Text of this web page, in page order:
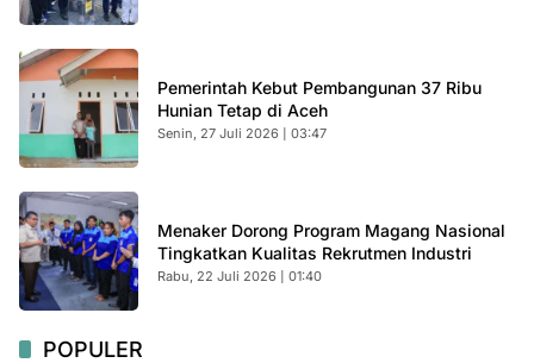
Pemerintah Kebut Pembangunan 37 Ribu
Hunian Tetap di Aceh
Senin, 27 Juli 2026 | 03:47
Menaker Dorong Program Magang Nasional
Tingkatkan Kualitas Rekrutmen Industri
Rabu, 22 Juli 2026 | 01:40
POPULER